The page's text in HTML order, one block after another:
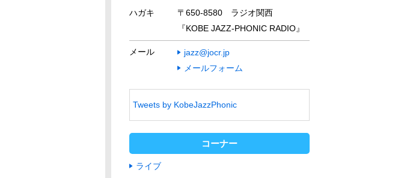
ハガキ
〒650-8580 ラジオ関西
『KOBE JAZZ-PHONIC RADIO』
メール
jazz@jocr.jp
メールフォーム
Tweets by KobeJazzPhonic
コーナー
ライブ